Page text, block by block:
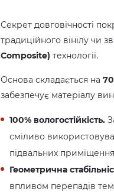
Секрет довговічності
традиційного вінілу чи
Composite) технології.
Основа складається на
забезпечує матеріалу
100% вологостійкість.
сміливо
підвальних
Геометрична
впливом перепадів